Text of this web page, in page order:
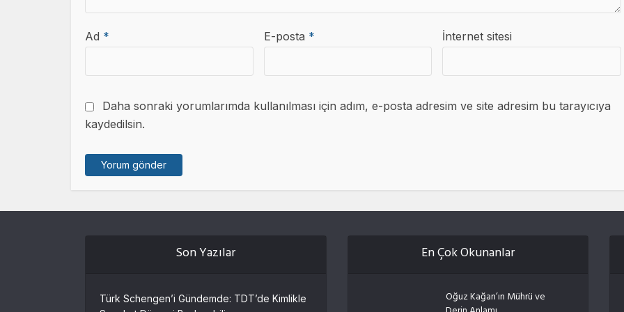
Ad * E-posta * İnternet sitesi
Daha sonraki yorumlarımda kullanılması için adım, e-posta adresim ve site adresim bu tarayıcıya
kaydedilsin.
Son Yazılar
Türk Schengen’i Gündemde: TDT’de Kimlikle
En Çok Okunanlar
Oğuz Kağan’ın Mührü ve